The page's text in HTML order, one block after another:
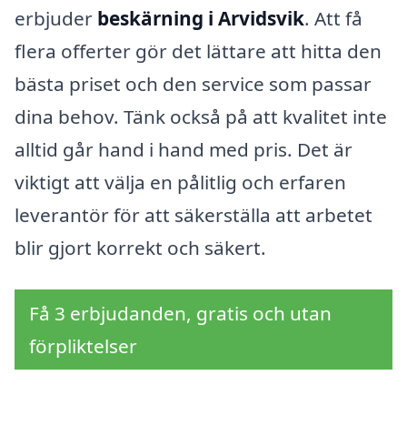
erbjuder beskärning i Arvidsvik. Att få
flera offerter gör det lättare att hitta den
bästa priset och den service som passar
dina behov. Tänk också på att kvalitet inte
alltid går hand i hand med pris. Det är
viktigt att välja en pålitlig och erfaren
leverantör för att säkerställa att arbetet
blir gjort korrekt och säkert.
Få 3 erbjudanden, gratis och utan
förpliktelser